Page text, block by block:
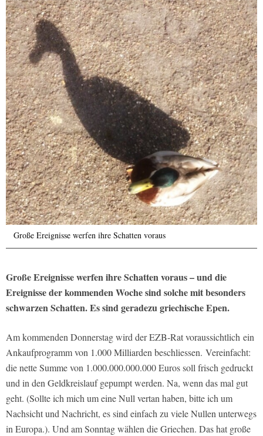
Große Ereignisse werfen ihre Schatten voraus
Große Ereignisse werfen ihre Schatten voraus – und die
Ereignisse der kommenden Woche sind solche mit besonders
schwarzen Schatten. Es sind geradezu griechische Epen.
Am kommenden Donnerstag wird der EZB-Rat voraussichtlich ein
Ankaufprogramm von 1.000 Milliarden beschliessen. Vereinfacht:
die nette Summe von 1.000.000.000.000 Euros soll frisch gedruckt
und in den Geldkreislauf gepumpt werden. Na, wenn das mal gut
geht. (Sollte ich mich um eine Null vertan haben, bitte ich um
Nachsicht und Nachricht, es sind einfach zu viele Nullen unterwegs
in Europa.). Und am Sonntag wählen die Griechen. Das hat große